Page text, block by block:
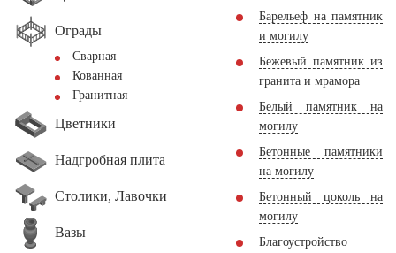
Ограды
Сварная
Кованная
Гранитная
Цветники
Надгробная плита
Столики, Лавочки
Вазы
Барельеф на памятник
и могилу
Бежевый памятник из
гранита и мрамора
Белый памятник на
могилу
Бетонные памятники
на могилу
Бетонный цоколь на
могилу
Благоустройство